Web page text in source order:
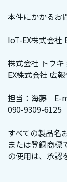
本件にかかるお
IoT-EX株式会社
株式会社 トウ
EX株式会社 広報
担当：海藤 E-
090-9309-6125
すべての製品名
または登録商標
の使用は、承認